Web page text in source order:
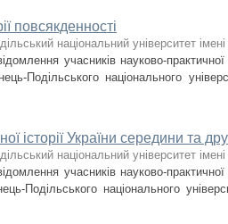
повсякденності
національний університет
учасників науково-
Подільського національного
історії України середини та
національний університет
учасників науково-
Подільського національного